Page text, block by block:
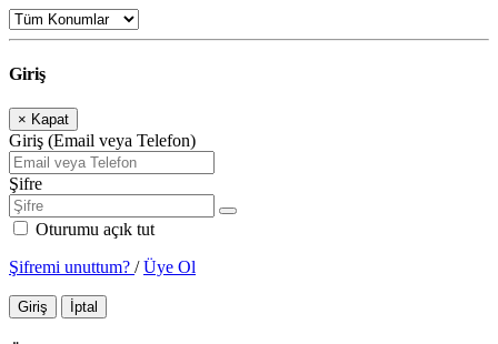
Giriş
× Kapat
Giriş (Email veya Telefon)
Şifre
Oturumu açık tut
Şifremi unuttum? /Üye Ol
Giriş İptal